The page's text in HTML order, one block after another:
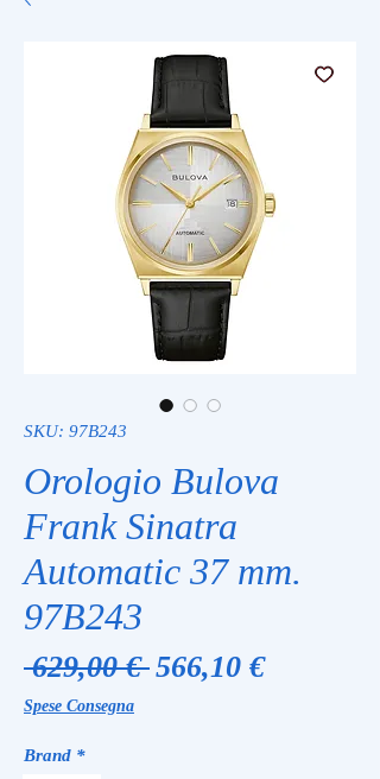
SKU: 97B243
Orologio Bulova
Frank Sinatra
Automatic 37 mm.
97B243
629,00 € Prezzo
566,10 €Prezzo
Spese Consegna
Brand *